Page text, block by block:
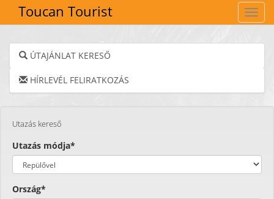
Toucan Tourist
ÚTAJÁNLAT KERESŐ
HÍRLEVÉL FELIRATKOZÁS
Utazás kereső
Utazás módja*
Ország*